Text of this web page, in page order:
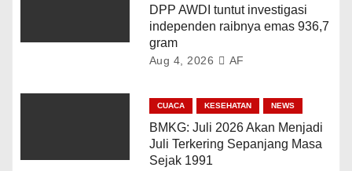
DPP AWDI tuntut investigasi
independen raibnya emas 936,7
gram
Aug 4, 2026 AF
CUACA KESEHATAN NEWS
BMKG: Juli 2026 Akan Menjadi
Juli Terkering Sepanjang Masa
Sejak 1991